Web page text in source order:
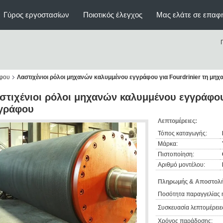
Γύρος εργοστασίων Ποιοτικός έλεγχος Μας ελάτε σε
Λαστιχένιοι ρόλοι μηχανών καλυμμένου εγγράφου για Fourdrinier τη
ρόλοι μηχανών καλυμμένου
Λεπτομέρειες:
Τόπος καταγωγής:
Μάρκα:
Πιστοποίηση:
Αριθμό μοντέλου:
Πληρωμής &
Ποσότητα παραγγελίας
Συσκευασία
Χρόνος παράδοσης: